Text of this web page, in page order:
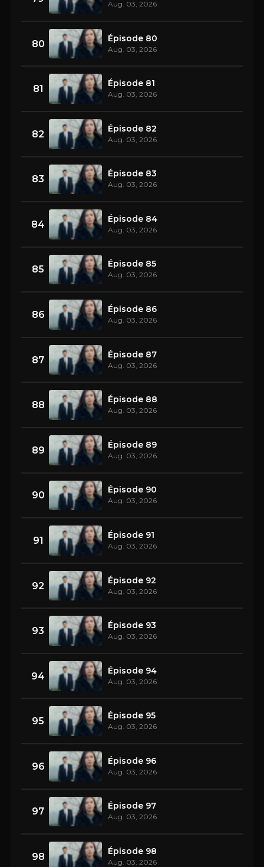
Aug. 03, 2026
80 Épisode 80
Aug. 03, 2026
81 Épisode 81
Aug. 03, 2026
82 Épisode 82
Aug. 03, 2026
83 Épisode 83
Aug. 03, 2026
84 Épisode 84
Aug. 03, 2026
85 Épisode 85
Aug. 03, 2026
86 Épisode 86
Aug. 03, 2026
87 Épisode 87
Aug. 03, 2026
88 Épisode 88
Aug. 03, 2026
89 Épisode 89
Aug. 03, 2026
90 Épisode 90
Aug. 03, 2026
91 Épisode 91
Aug. 03, 2026
92 Épisode 92
Aug. 03, 2026
93 Épisode 93
Aug. 03, 2026
94 Épisode 94
Aug. 03, 2026
95 Épisode 95
Aug. 03, 2026
96 Épisode 96
Aug. 03, 2026
97 Épisode 97
Aug. 03, 2026
98 Épisode 98
Aug. 03, 2026